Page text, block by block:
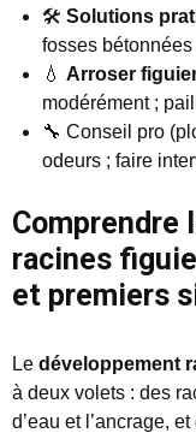
🛠️ Solutions
fosses
💧 Arroser
modérément ;
🔧 Conseil pro
odeurs ; faire
Comprendre
racines
et premiers
Le développement
à deux volets : des
d’eau et l’ancrage,